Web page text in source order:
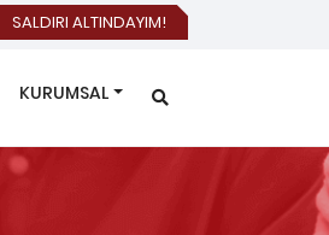
SALDIRI ALTINDAYIM!
KURUMSAL